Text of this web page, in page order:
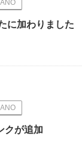
に加わりました
クが追加